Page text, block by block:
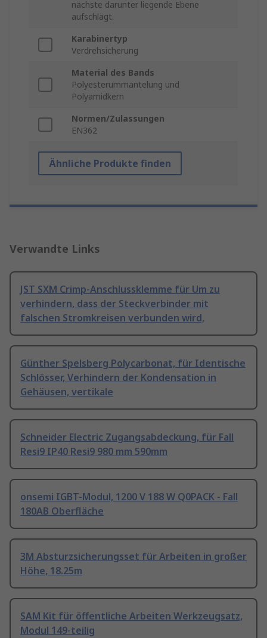
nächste darunter liegende Ebene
aufschlägt.
Karabinertyp
Verdrehsicherung
Material des Bands
Polyesterummantelung und
Polyamidkern
Normen/Zulassungen
EN362
Ähnliche Produkte finden
Verwandte Links
JST SXM Crimp-Anschlussklemme für Um zu
verhindern, dass der Steckverbinder mit
falschen Stromkreisen verbunden wird,
Günther Spelsberg Polycarbonat, für Identische
Schlösser, Verhindern der Kondensation in
Gehäusen, vertikale
Schneider Electric Zugangsabdeckung, für Fall
Resi9 IP40 Resi9 980 mm 590mm
onsemi IGBT-Modul, 1200 V 188 W Q0PACK - Fall
180AB Oberfläche
3M Absturzsicherungsset für Arbeiten in großer
Höhe, 18.25m
SAM Kit für öffentliche Arbeiten Werkzeugsatz,
Modul 149-teilig